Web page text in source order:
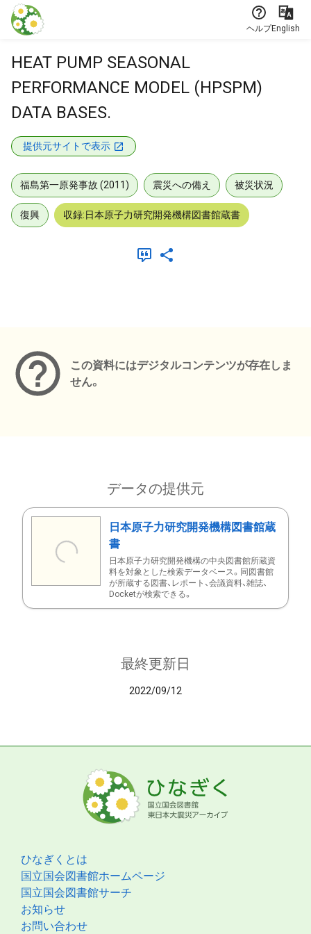
本文に飛ぶ
ヘルプEnglish
HEAT PUMP SEASONAL
PERFORMANCE MODEL (HPSPM)
DATA BASES.
提供元サイトで表示
福島第一原発事故 (2011) 震災への備え 被災状況
復興 収録:日本原子力研究開発機構図書館蔵書
この資料にはデジタルコンテンツが存在しま
せん。
データの提供元
日本原子力研究開発機構図書館蔵
書
日本原子力研究開発機構の中央図書館所蔵資
料を対象とした検索データベース。同図書館
が所蔵する図書、レポート、会議資料、雑誌、
Docketが検索できる。
最終更新日
2022/09/12
ひなぎくとは
国立国会図書館ホームページ
国立国会図書館サーチ
お知らせ
お問い合わせ